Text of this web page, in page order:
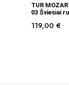
Į
TUR
03 Šviesiai
119,00 €